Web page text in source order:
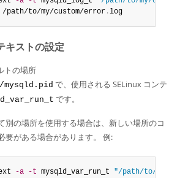
/path/to/my/custom/error .log
キストの設定
トの場所
で、使用される SELinux コンテ
です。
別の場所を使用する場合は、新しい場所のコ
要がある場合があります。 例:
-a -t mysqld_var_run_t "/path/to/my/